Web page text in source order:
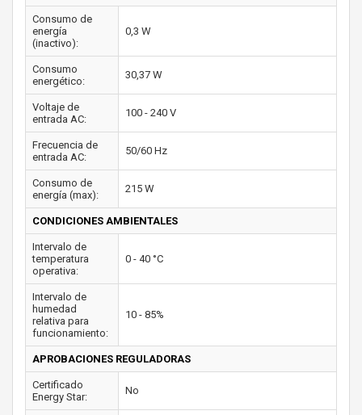
Consumo de
energía
(inactivo):
0,3 W
Consumo
energético:
30,37 W
Voltaje de
entrada AC:
100 - 240 V
Frecuencia de
entrada AC:
50/60 Hz
Consumo de
energía (max):
215 W
CONDICIONES AMBIENTALES
Intervalo de
temperatura
operativa:
0 - 40 °C
Intervalo de
humedad
relativa para
funcionamiento:
10 - 85%
APROBACIONES REGULADORAS
Certificado
Energy Star:
No